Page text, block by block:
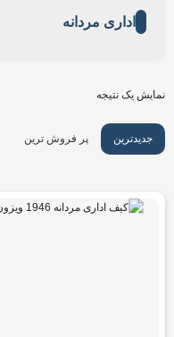
اداری مردانه
نمایش یک نتیجه
پر فروش ترین جدیدترین